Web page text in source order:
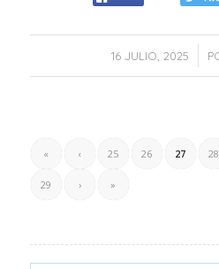
16 JULIO, 2025
« ‹ 25 26 27 28
29 › »